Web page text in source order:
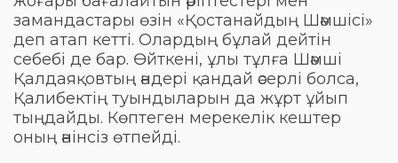
замандастары өзін «Қостанайдың Шәмшісі»
деп атап кетті. Олардың бұлай дейтін
себебі де бар. Өйткені, ұлы тұлға Шәмші
Қалдаяқовтың әндері қандай әсерлі болса,
Қалибектің туындыларын да жұрт ұйып
тыңдайды. Көптеген мерекелік кештер
оның әнінсіз өтпейді.